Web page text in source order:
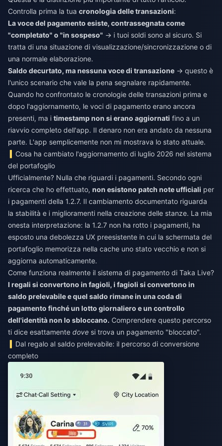
Controlla prima la tua cronologia delle transazioni:
La voce del pagamento esiste, contrassegnata come
"completato" o "in sospeso" → i tuoi soldi sono al sicuro. Si
tratta di una situazione di visualizzazione/sincronizzazione o di
una normale elaborazione.
Saldo decurtato, ma nessuna voce di transazione → questo è
l'unico scenario che vale la pena segnalare rapidamente.
Quando ho confrontato le cronologie delle transazioni prima e
dopo l'aggiornamento, le voci di pagamento erano ancora
presenti, ma i timestamp non si erano aggiornati fino a un
riavvio completo dell'app. Il denaro non era andato da nessuna
parte. L'app semplicemente non mi mostrava lo stato attuale.
Cosa ha cambiato l'aggiornamento di luglio 2026 nel sistema
del portafoglio
Ufficialmente? Nulla che riguardi i pagamenti. Secondo ogni
ricerca che ho effettuato, non esistono patch note ufficiali per
i pagamenti della 1.2.7. Il cambiamento documentato riguarda
la stabilità e i miglioramenti nella creazione delle stanze. La mia
onesta interpretazione: la 1.2.7 non ha rotto i pagamenti, ha
esposto una debolezza UX preesistente in cui la schermata del
portafoglio memorizza nella cache uno stato vecchio e non si
aggiorna automaticamente.
Come funziona realmente il sistema di pagamento di Taka Live?
I regali si convertono in fagioli, i fagioli si convertono in
saldo prelevabile e quel saldo rimane in una coda di
pagamento finché un lotto giornaliero e un controllo
dell'identità non lo sbloccano. Comprendere questo percorso
ti dice esattamente dove si trova un pagamento "bloccato".
Dal regalo al saldo prelevabile: il percorso di conversione
completo